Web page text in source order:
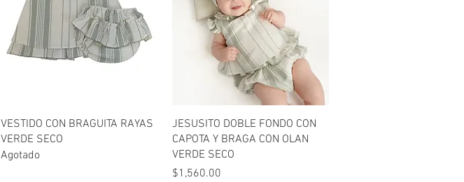
Vista rápida
VESTIDO CON BRAGUITA RAYAS
VERDE SECO
Agotado
Vista rápida
JESUSITO DOBLE FONDO CON
CAPOTA Y BRAGA CON OLAN
VERDE SECO
Precio
$1,560.00